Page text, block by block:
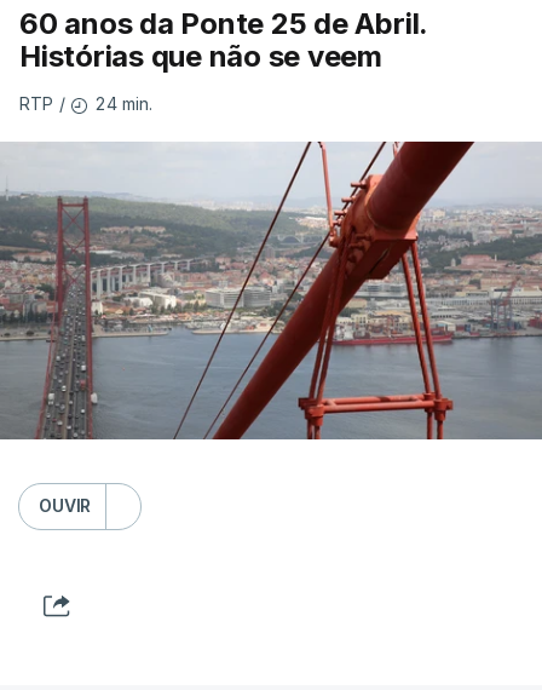
60 anos da Ponte 25 de Abril.
Histórias que não se veem
RTP / 24 min.
OUVIR